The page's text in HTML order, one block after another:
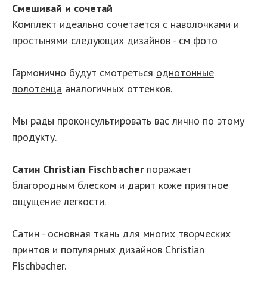
Смешивай и сочетай
Комплект идеально сочетается с наволочками и
простынями следующих дизайнов - см фото
Гармонично будут смотреться однотонные
полотенца аналогичных оттенков.
Мы рады проконсультировать вас лично по этому
продукту.
Сатин Christian Fischbacher поражает
благородным блеском и дарит коже приятное
ощущение легкости.
Сатин - основная ткань для многих творческих
принтов и популярных дизайнов Christian
Fischbacher.